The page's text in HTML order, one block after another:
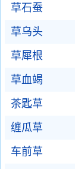
草石蚕
草乌头
草犀根
草血竭
茶匙草
缠瓜草
车前草